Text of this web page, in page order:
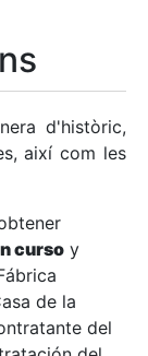
d'històric,
així com les
curso y
de la
del